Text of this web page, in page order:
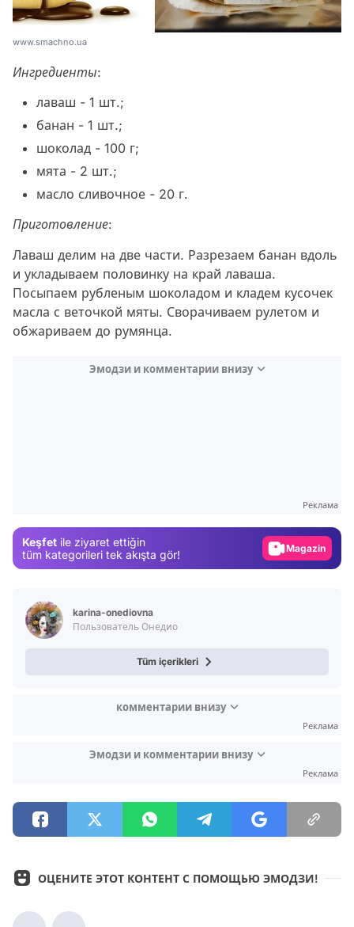
www.smachno.ua
Ингредиенты:
лаваш - 1 шт.;
банан - 1 шт.;
шоколад - 100 г;
мята - 2 шт.;
масло сливочное - 20 г.
Приготовление:
Лаваш делим на две части. Разрезаем банан вдоль
и укладываем половинку на край лаваша.
Посыпаем рубленым шоколадом и кладем кусочек
масла с веточкой мяты. Сворачиваем рулетом и
обжариваем до румянца.
Эмодзи и комментарии внизу
Реклама
Keşfet ile ziyaret ettiğin
tüm kategorileri tek akışta gör!
Magazin
karina-onediovna
Пользователь Онедио
Tüm içerikleri
комментарии внизу
Реклама
Эмодзи и комментарии внизу
Реклама
ОЦЕНИТЕ ЭТОТ КОНТЕНТ С ПОМОЩЬЮ ЭМОДЗИ!